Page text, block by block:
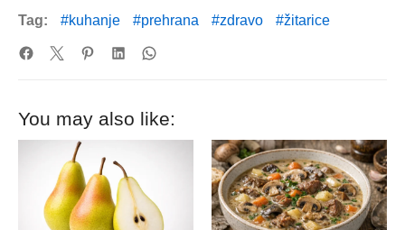
Tag: kuhanje prehrana zdravo žitarice
You may also like: